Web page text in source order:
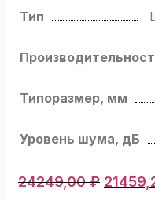
Тип
Типоразмер, мм
Уровень шума, дБ
24249,00₽